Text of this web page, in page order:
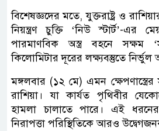
বিশেষজ্ঞদের মতে, যুক্তরাষ্ট্র ও
নিয়ন্ত্রণ চুক্তি ‘নিউ স্টার্ট’-এর
পারমাণবিক অস্ত্র বহনে সক্ষম
কিলোমিটার দূরের লক্ষ্যবস্তুতে
মঙ্গলবার (১২ মে) এমন
রাশিয়া। যা কার্যত পৃথিবীর
হামলা চালাতে পারে। এই ধরনের
নিরাপত্তা পরিস্থিতিকে আরও